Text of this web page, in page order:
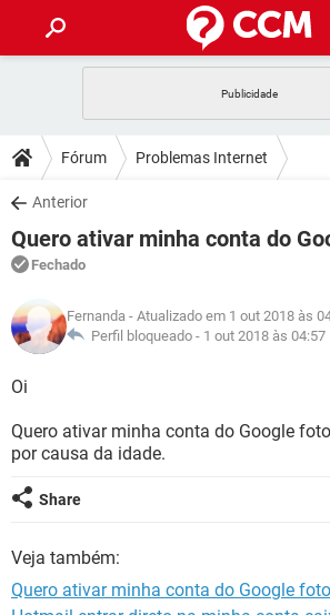
CELULAR FACEBOOK
OUTLOOK
INSTAGRAM GMAIL
GUIA DE COMPRAS
DICAS
JOGOS WHATSAPP
OUTLOOK
GUIA DE COMPRAS
DOWNLOADS
JOGOS
CELULAR
OUTLOOK EXCEL
INSTAGRAM
GUIA DE COMPRAS
FÓRUM
CELULAR FACEBOOK
GUIA DE COMPRAS
GLOSSÁRIO
JOGOS
CELULAR
OUTLOOK EXCEL
GUIA DE COMPRAS
Fórum Problemas Internet
Anterior
Quero ativar minha conta do
Fechado
Fernanda - Atualizado em 1 out 2018 às
Perfil bloqueado - 1 out 2018 às 04:57
Oi
Quero ativar minha conta do Google
por causa da idade.
Share
Veja também:
Quero ativar minha conta do Google